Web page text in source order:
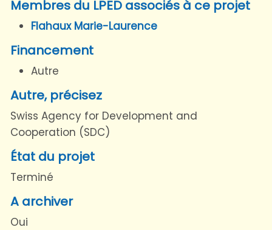
Membres du LPED associés à ce projet
Flahaux Marie-Laurence
Financement
Autre
Autre, précisez
Swiss Agency for Development and
Cooperation (SDC)
État du projet
Terminé
A archiver
Oui